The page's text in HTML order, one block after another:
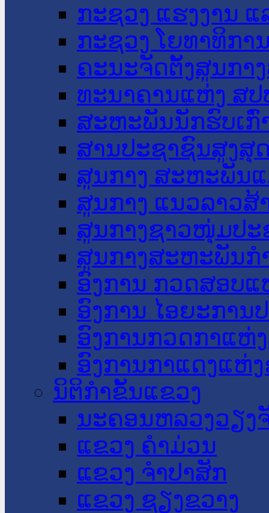
ກະຊວງ ແຮງງານ
ກະຊວງ ໂຍທາທິກາ
ຄະນະຈັດຕັ້ງສູນກາ
ທະນາຄານແຫ່ງ ສປ
ສະຫະພັນນັກຮົບເກົ່
ສານປະຊາຊົນສູງສຸ
ສູນກາງ ສະຫະພັນ
ສູນກາງ ແນວລາວສ້
ສູນກາງຊາວໜຸ່ມປະ
ສູນກາງສະຫະພັນກ
ອົງການ ກວດສອບແ
ອົງການ ໄອຍະການ
ອົງການກວດກາແຫ່
ອົງການກາແດງແຫ່
ນິຕິກໍາຂັ້ນແຂວງ
ນະ​ຄອນ​ຫລວງວຽງ
ແຂວງ ຄໍາມ່ວນ
ແຂວງ ຈໍາປາສັກ
ແຂວງ ຊຽງຂວາງ